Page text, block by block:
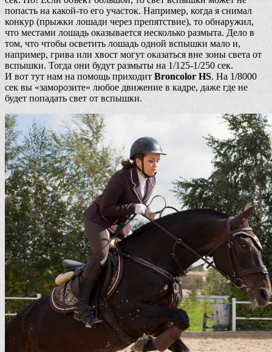
попасть на какой-то его участок. Например, когда я снимал
конкур (прыжки лошади через препятствие), то обнаружил,
что местами лошадь оказывается несколько размыта. Дело в
том, что чтобы осветить лошадь одной вспышки мало и,
например, грива или хвост могут оказаться вне зоны света от
вспышки. Тогда они будут размыты на 1/125-1/250 сек.
И вот тут нам на помощь приходит Broncolor HS. На 1/8000
сек вы «заморозите» любое движение в кадре, даже где не
будет попадать свет от вспышки.